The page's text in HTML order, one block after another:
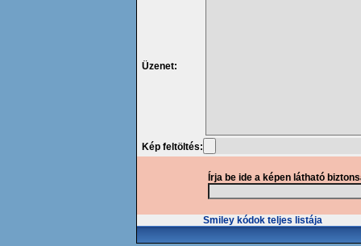
Üzenet:
Kép feltöltés:
Írja be ide a képen látható
Smiley kódok teljes listája